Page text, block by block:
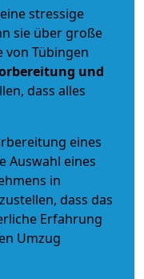
stressige
sie über große
von Tübingen
und
dass alles
eines
Auswahl eines
in
dass das
Erfahrung
Umzug